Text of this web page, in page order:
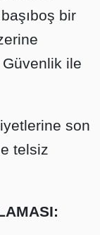
bir
ile
son
telsiz